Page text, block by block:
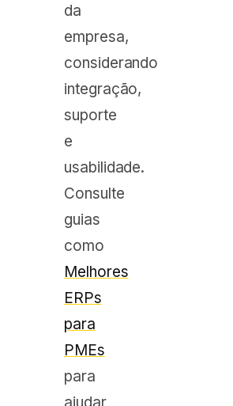
da
empresa,
considerando
integração,
suporte
e
usabilidade.
Consulte
guias
como
Melhores
ERPs
para
PMEs
para
ajudar